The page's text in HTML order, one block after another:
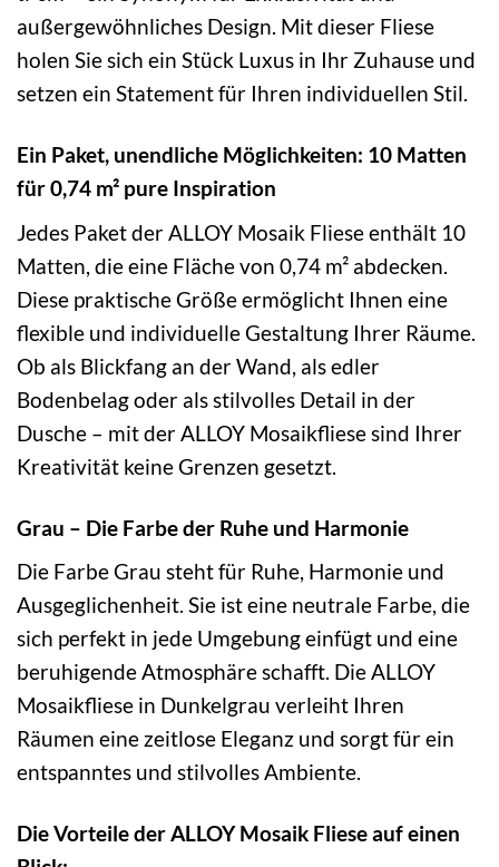
außergewöhnliches Design. Mit dieser Fliese
holen Sie sich ein Stück Luxus in Ihr Zuhause und
setzen ein Statement für Ihren individuellen Stil.
Ein Paket, unendliche Möglichkeiten: 10 Matten
für 0,74 m² pure Inspiration
Jedes Paket der ALLOY Mosaik Fliese enthält 10
Matten, die eine Fläche von 0,74 m² abdecken.
Diese praktische Größe ermöglicht Ihnen eine
flexible und individuelle Gestaltung Ihrer Räume.
Ob als Blickfang an der Wand, als edler
Bodenbelag oder als stilvolles Detail in der
Dusche – mit der ALLOY Mosaikfliese sind Ihrer
Kreativität keine Grenzen gesetzt.
Grau – Die Farbe der Ruhe und Harmonie
Die Farbe Grau steht für Ruhe, Harmonie und
Ausgeglichenheit. Sie ist eine neutrale Farbe, die
sich perfekt in jede Umgebung einfügt und eine
beruhigende Atmosphäre schafft. Die ALLOY
Mosaikfliese in Dunkelgrau verleiht Ihren
Räumen eine zeitlose Eleganz und sorgt für ein
entspanntes und stilvolles Ambiente.
Die Vorteile der ALLOY Mosaik Fliese auf einen